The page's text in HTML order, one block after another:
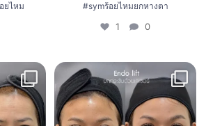
ยไหม
#symร้อยไหมยกหางตา
1 0
า ลดไขมัน
Endo lift ยกคิ้ว ลดถุงใต้ตา ลดไขมัน
กระเปาะแก้ม...
3 0